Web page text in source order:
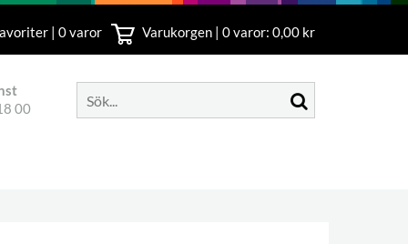
| 0 varor Varukorgen | 0varor: 0,00 kr
00